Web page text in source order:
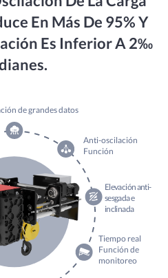
En Más De 95% Y
Es Inferior A 2‰
de grandes datos
Anti-oscilación
Función
Elevación anti-
sesgada e
inclinada
Tiempo real
Función de
monitoreo